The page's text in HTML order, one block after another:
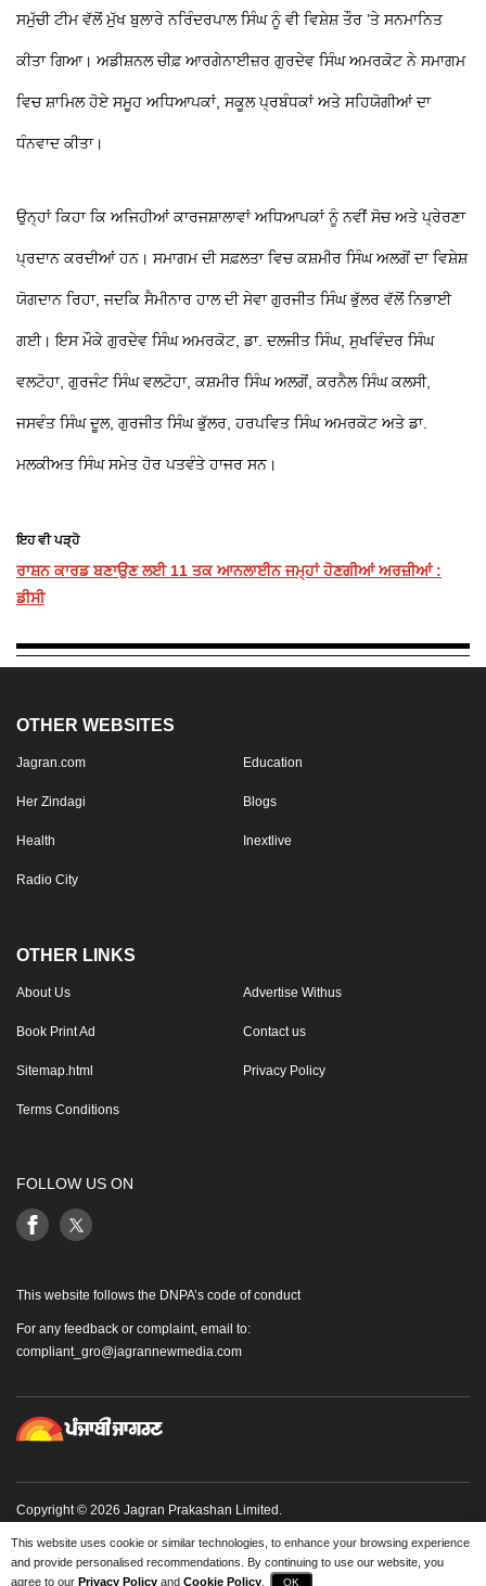
ਸ਼ਹਿਰ ਚੁਣੋ ਈ-ਪੇਪਰ
ਸਮੁੱਚੀ ਟੀਮ ਵੱਲੋਂ ਮੁੱਖ ਬੁਲਾਰੇ ਨਰਿੰਦਰਪਾਲ ਸਿੰਘ ਨੂੰ ਵੀ ਵਿਸ਼ੇਸ਼ ਤੌਰ ’ਤੇ ਸਨਮਾਨਿਤ
ਕੀਤਾ ਗਿਆ। ਅਡੀਸ਼ਨਲ ਚੀਫ਼ ਆਰਗੇਨਾਈਜ਼ਰ ਗੁਰਦੇਵ ਸਿੰਘ ਅਮਰਕੋਟ ਨੇ ਸਮਾਗਮ
ਵਿਚ ਸ਼ਾਮਿਲ ਹੋਏ ਸਮੂਹ ਅਧਿਆਪਕਾਂ, ਸਕੂਲ ਪ੍ਰਬੰਧਕਾਂ ਅਤੇ ਸਹਿਯੋਗੀਆਂ ਦਾ
ਧੰਨਵਾਦ ਕੀਤਾ।
ਉਨ੍ਹਾਂ ਕਿਹਾ ਕਿ ਅਜਿਹੀਆਂ ਕਾਰਜਸ਼ਾਲਾਵਾਂ ਅਧਿਆਪਕਾਂ ਨੂੰ ਨਵੀਂ ਸੋਚ ਅਤੇ ਪ੍ਰੇਰਣਾ
ਪ੍ਰਦਾਨ ਕਰਦੀਆਂ ਹਨ। ਸਮਾਗਮ ਦੀ ਸਫ਼ਲਤਾ ਵਿਚ ਕਸ਼ਮੀਰ ਸਿੰਘ ਅਲਗੋਂ ਦਾ ਵਿਸ਼ੇਸ਼
ਯੋਗਦਾਨ ਰਿਹਾ, ਜਦਕਿ ਸੈਮੀਨਾਰ ਹਾਲ ਦੀ ਸੇਵਾ ਗੁਰਜੀਤ ਸਿੰਘ ਭੁੱਲਰ ਵੱਲੋਂ ਨਿਭਾਈ
ਗਈ। ਇਸ ਮੌਕੇ ਗੁਰਦੇਵ ਸਿੰਘ ਅਮਰਕੋਟ, ਡਾ. ਦਲਜੀਤ ਸਿੰਘ, ਸੁਖਵਿੰਦਰ ਸਿੰਘ
ਵਲਟੋਹਾ, ਗੁਰਜੰਟ ਸਿੰਘ ਵਲਟੋਹਾ, ਕਸ਼ਮੀਰ ਸਿੰਘ ਅਲਗੋਂ, ਕਰਨੈਲ ਸਿੰਘ ਕਲਸੀ,
ਜਸਵੰਤ ਸਿੰਘ ਦੂਲ, ਗੁਰਜੀਤ ਸਿੰਘ ਭੁੱਲਰ, ਹਰਪਵਿਤ ਸਿੰਘ ਅਮਰਕੋਟ ਅਤੇ ਡਾ.
ਮਲਕੀਅਤ ਸਿੰਘ ਸਮੇਤ ਹੋਰ ਪਤਵੰਤੇ ਹਾਜਰ ਸਨ।
ਇਹ ਵੀ ਪੜ੍ਹੋ
ਰਾਸ਼ਨ ਕਾਰਡ ਬਣਾਉਣ ਲਈ 11 ਤਕ ਆਨਲਾਈਨ ਜਮ੍ਹਾਂ ਹੋਣਗੀਆਂ ਅਰਜ਼ੀਆਂ :
ਡੀਸੀ
OTHER WEBSITES
Jagran.com Education
Her Zindagi Blogs
Health Inextlive
Radio City
OTHER LINKS
About Us Advertise Withus
Book Print Ad Contact us
Sitemap.html Privacy Policy
Terms Conditions
FOLLOW US ON
This website follows the DNPA’s code of conduct
For any feedback or complaint, email to:
compliant_gro@jagrannewmedia.com
Copyright © 2026 Jagran Prakashan Limited.
This website uses cookie or similar technologies, to enhance your browsing experience
and provide personalised recommendations. By continuing to use our website, you
agree to our Privacy Policy and Cookie Policy OK